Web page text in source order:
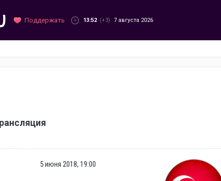
Поддержать 13:52 (+3) 7 августа 2026
5 июня 2018, 19:00